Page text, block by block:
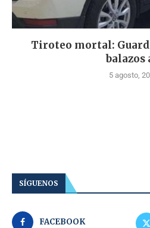
Tiroteo mortal:
balazos
5 agosto,
SÍGUENOS
FACEBOOK